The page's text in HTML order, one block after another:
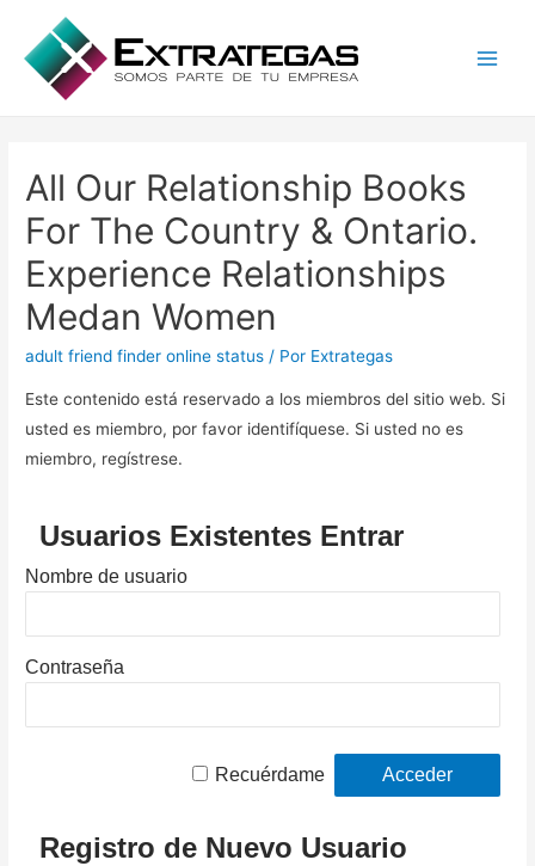
All Our Relationship Books
For The Country & Ontario.
Experience Relationships
Medan Women
adult friend finder online status / Por Extrategas
Este contenido está reservado a los miembros del sitio web. Si
usted es miembro, por favor identifíquese. Si usted no es
miembro, regístrese.
Usuarios Existentes Entrar
Nombre de usuario
Contraseña
Recuérdame
Registro de Nuevo Usuario